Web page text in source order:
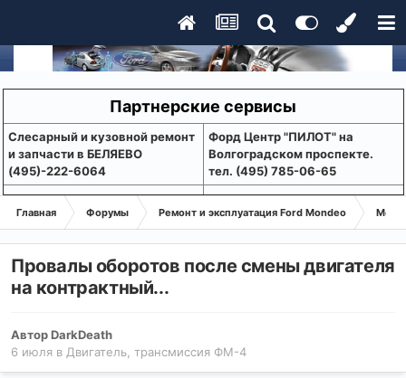
Партнерские сервисы
Слесарный и кузовной ремонт
и запчасти в БЕЛЯЕВО
(495)-222-6064
Форд Центр "ПИЛОТ" на
Волгоградском проспекте.
тел. (495) 785-06-65
Главная Форумы Ремонт и эксплуатация Ford Mondeo
Провалы оборотов после смены двигателя
на контрактный...
АвторDarkDeath
6 июля в Двигатель, трансмиссия ФМ-4